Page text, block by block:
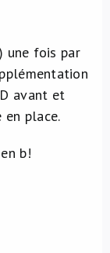
une fois par
avant et
place.
b!